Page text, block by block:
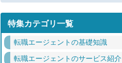
特集カテゴリ一覧
転職エージェントの基礎知識
転職エージェントのサービス紹介